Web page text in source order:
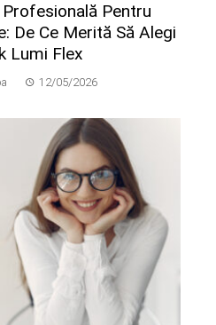
Pentru
De Ce Merită Să Alegi
Lumi Flex
12/05/2026